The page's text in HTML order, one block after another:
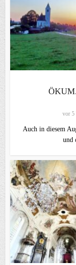
vor 5
Auch in diesem
und